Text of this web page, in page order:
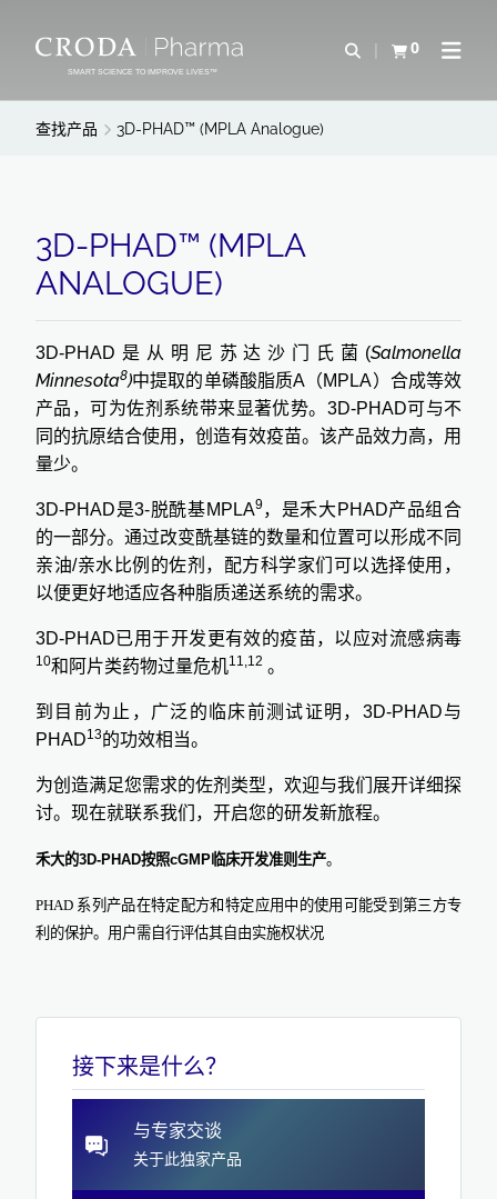
CONTENTSMART SCIENCE TO IMPROVE LIVES™
Open Search
0
查看购物车Open
查找产品 3D-PHAD™ (MPLA Analogue)
3D-PHAD™ (MPLA
ANALOGUE)
3D-PHAD 是从明尼苏达沙门氏菌 (Salmonella
Minnesota8)中提取的单磷酸脂质A （MPLA）合成等效
产品，可为佐剂系统带来显著优势。 3D-PHAD可与不
同的抗原结合使用，创造有效疫苗。该产品效力高，用
量少。
3D-PHAD是3-脱酰基MPLA9，是禾大 PHAD产品组合
的一部分。通过改变酰基链的数量和位置可以形成不同
亲油/亲水比例的佐剂，配方科学家们可以选择使用，
以便更好地适应各种脂质递送系统的需求。
3D-PHAD已用于开发更有效的疫苗，以应对流感病毒
10和阿片类药物过量危机11,12 。
到目前为止，广泛的临床前测试证明， 3D-PHAD与
PHAD13的功效相当。
为创造满足您需求的佐剂类型，欢迎与我们展开详细探
讨。 现在就联系我们，开启您的研发新旅程。
禾大的3D-PHAD按照cGMP 临床开发准则生产。
PHAD 系列产品在特定配方和特定应用中的使用可能受到第三方专
利的保护。用户需自行评估其自由实施权状况
接下来是什么？
与专家交谈
关于此独家产品